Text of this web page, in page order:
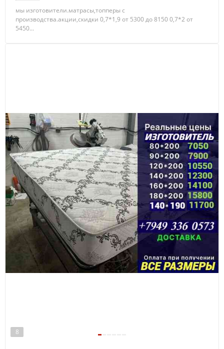
мы изготовители.матрасы,топперы с
производства.акции,скидки 0,7*1,9 от 5300 до 8150 0,7*2 от
5450...
8